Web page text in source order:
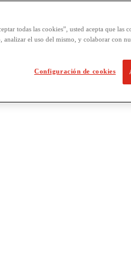
todas las cookies”, usted acepta que las
analizar el uso del mismo, y colaborar con
Configuración de cookies